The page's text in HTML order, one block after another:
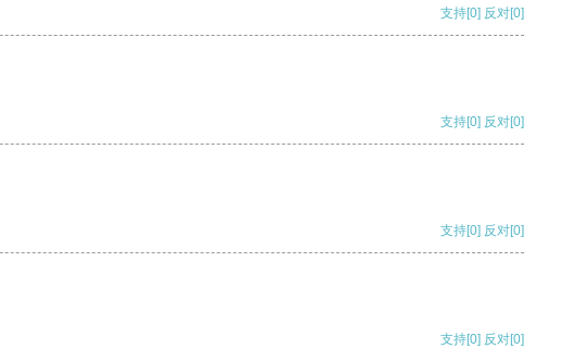
支持[0] 反对[0]
支持[0] 反对[0]
支持[0] 反对[0]
支持[0] 反对[0]